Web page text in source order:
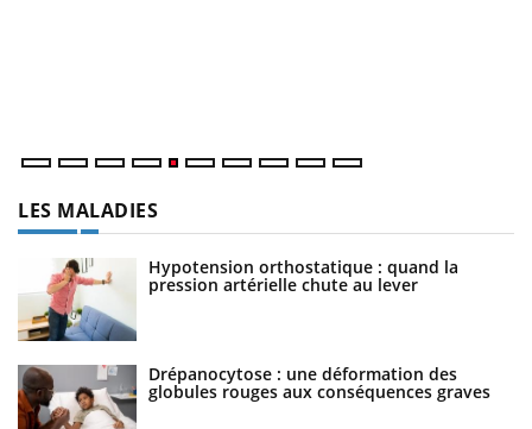
LES MALADIES
Hypotension orthostatique : quand la
pression artérielle chute au lever
Drépanocytose : une déformation des
globules rouges aux conséquences graves